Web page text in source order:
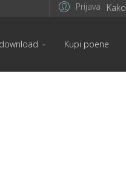
Prijava
Kupi poene